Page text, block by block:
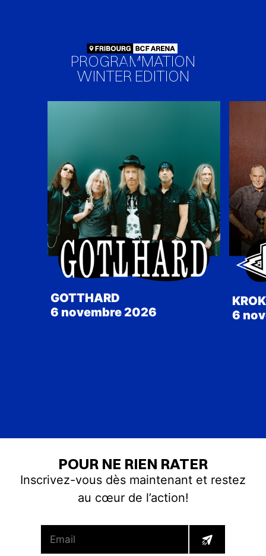
PROGRAMMATION
WINTER EDITION
GOTTHARD
6 novembre 2026
6
POUR NE RIEN RATER
Inscrivez-vous dès maintenant et restez
au cœur de l’action!